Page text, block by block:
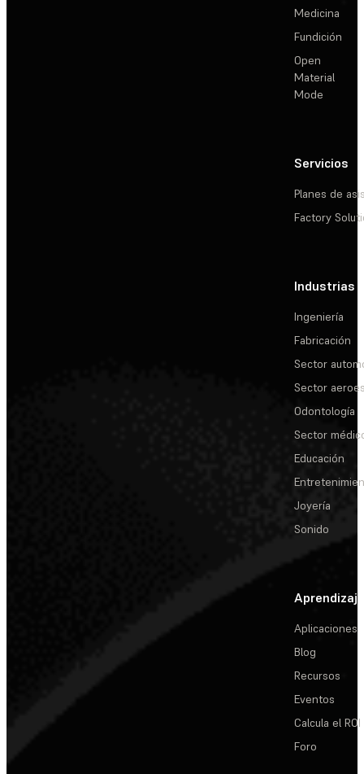
Medicina
Fundición
Open
Material
Mode
Servicios
Planes de
Factory
Industrias
Ingeniería
Fabricación
Sector
Sector
Odontología
Sector
Educación
Joyería
Sonido
Aprendizaje
Aplicaciones
Blog
Recursos
Eventos
Calcula el ROI
Foro